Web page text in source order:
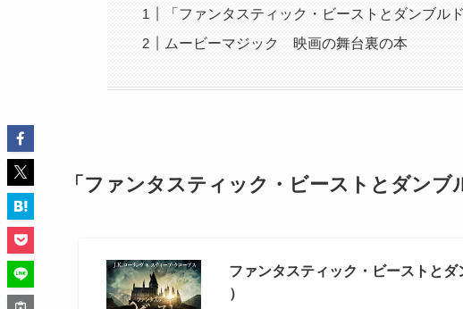
「ファンタスティック・ビーストとダンブル
ムービーマジック 映画の舞台裏の本
「ファンタスティック・ビーストとダンブ
ファンタスティック・ビーストと
）